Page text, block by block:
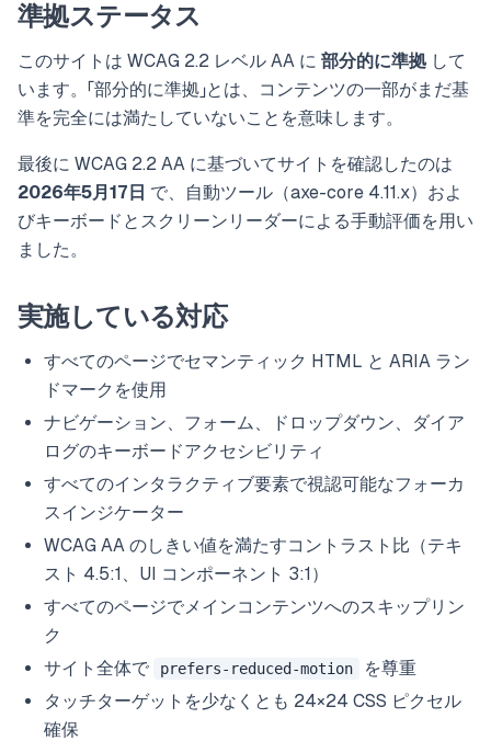
準拠ステータス
このサイトは WCAG 2.2 レベル AA に 部分的に準拠 して
います。「部分的に準拠」とは、コンテンツの一部がまだ基
準を完全には満たしていないことを意味します。
最後に WCAG 2.2 AA に基づいてサイトを確認したのは
2026年5月17日 で、自動ツール（axe-core 4.11.x）およ
びキーボードとスクリーンリーダーによる手動評価を用い
ました。
実施している対応
すべてのページでセマンティック HTML と ARIA ラン
ドマークを使用
ナビゲーション、フォーム、ドロップダウン、ダイア
ログのキーボードアクセシビリティ
すべてのインタラクティブ要素で視認可能なフォーカ
スインジケーター
WCAG AA のしきい値を満たすコントラスト比（テキ
スト 4.5:1、UI コンポーネント 3:1）
すべてのページでメインコンテンツへのスキップリン
ク
サイト全体で
prefers-reduced-motion
を尊重
タッチターゲットを少なくとも 24×24 CSS ピクセル
確保